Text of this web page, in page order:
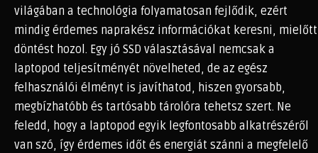
világában a technológia folyamatosan fejlődik, ezért
mindig érdemes naprakész információkat keresni, mielőtt
döntést hozol. Egy jó SSD választásával nemcsak a
laptopod teljesítményét növelheted, de az egész
felhasználói élményt is javíthatod, hiszen gyorsabb,
megbízhatóbb és tartósabb tárolóra tehetsz szert. Ne
feledd, hogy a laptopod egyik legfontosabb alkatrészéről
van szó, így érdemes időt és energiát szánni a megfelelő